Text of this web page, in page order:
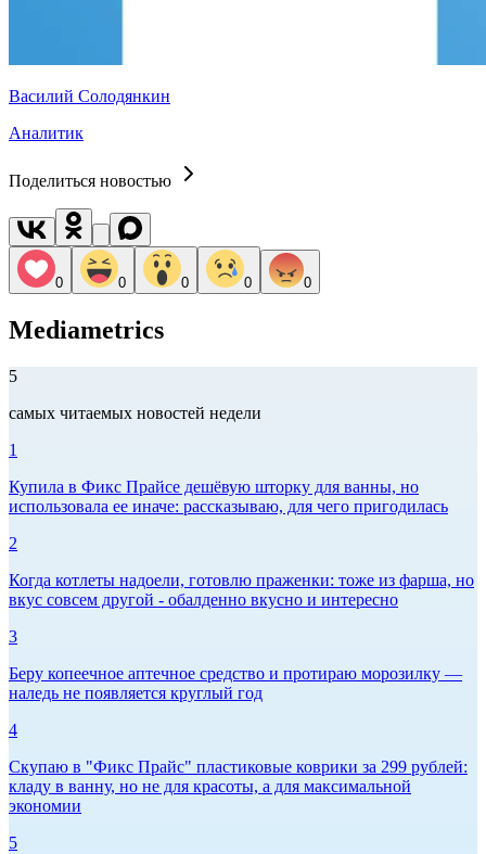
Василий Солодянкин
Аналитик
Поделиться новостью
0 0 0 0 0
Mediametrics
5
самых читаемых новостей недели
1
Купила в Фикс Прайсе дешёвую шторку для ванны, но
использовала ее иначе: рассказываю, для чего пригодилась
2
Когда котлеты надоели, готовлю праженки: тоже из фарша, но
вкус совсем другой - обалденно вкусно и интересно
3
Беру копеечное аптечное средство и протираю морозилку —
наледь не появляется круглый год
4
Скупаю в "Фикс Прайс" пластиковые коврики за 299 рублей:
кладу в ванну, но не для красоты, а для максимальной
экономии
5